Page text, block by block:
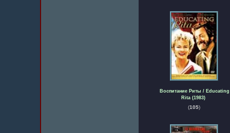
Воспитание Риты / Educating
Rita (1983)
(105)